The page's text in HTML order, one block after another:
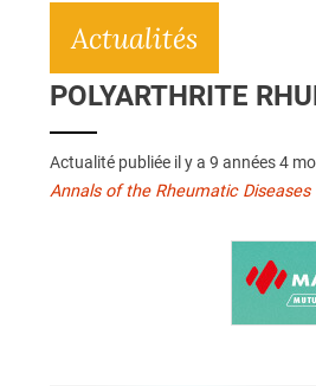
Actualités
POLYARTHRITE
Actualité publiée il y a 9 années 4
Annals of the Rheumatic Diseases